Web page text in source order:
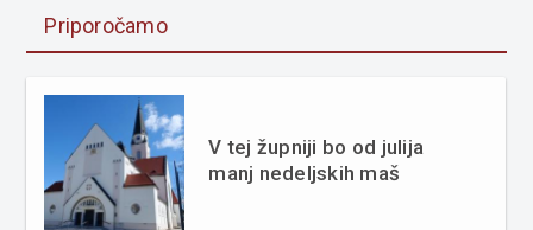
Priporočamo
V tej župniji bo od julija
manj nedeljskih maš